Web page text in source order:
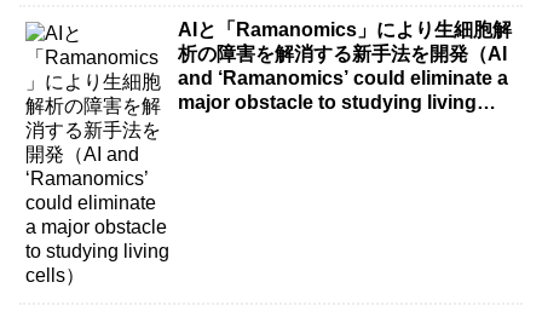
AIと「Ramanomics」により生細胞解
析の障害を解消する新手法を開発（AI
and ‘Ramanomics’ could eliminate a
major obstacle to studying living